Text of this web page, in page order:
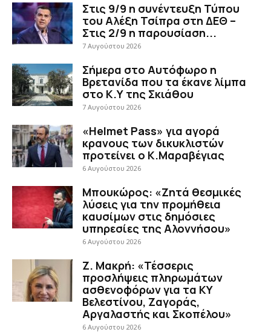
Στις 9/9 η συνέντευξη Τύπου
του Αλέξη Τσίπρα στη ΔΕΘ –
Στις 2/9 η παρουσίαση...
7 Αυγούστου 2026
Σήμερα στο Αυτόφωρο η
Βρετανίδα που τα έκανε λίμπα
στο Κ.Υ της Σκιάθου
7 Αυγούστου 2026
«Helmet Pass» για αγορά
κρανους των δικυκλιστών
προτείνει ο Κ.Μαραβέγιας
6 Αυγούστου 2026
Μπουκώρος: «Ζητά θεσμικές
λύσεις για την προμήθεια
καυσίμων στις δημόσιες
υπηρεσίες της Αλοννήσου»
6 Αυγούστου 2026
Ζ. Μακρή: «Τέσσερις
προσλήψεις πληρωμάτων
ασθενοφόρων για τα ΚΥ
Βελεστίνου, Ζαγοράς,
Αργαλαστής και Σκοπέλου»
6 Αυγούστου 2026